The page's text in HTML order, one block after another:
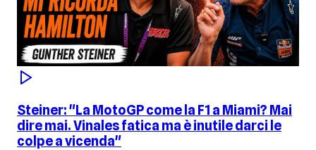
Steiner: "La MotoGP come la F1 a Miami? Mai
dire mai. Vinales fatica ma è inutile darci le
colpe a vicenda"